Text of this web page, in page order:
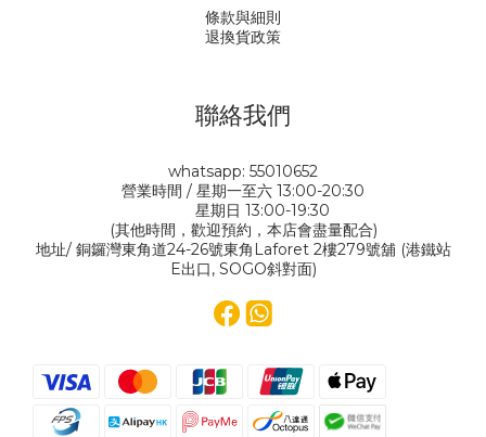
條款與細則
退換貨政策
聯絡我們
whatsapp: 55010652
營業時間 / 星期一至六 13:00-20:30
星期日 13:00-19:30
(其他時間，歡迎預約，本店會盡量配合)
地址/ 銅鑼灣東角道24-26號東角Laforet 2樓279號舖 (港鐵站
E出口, SOGO斜對面)